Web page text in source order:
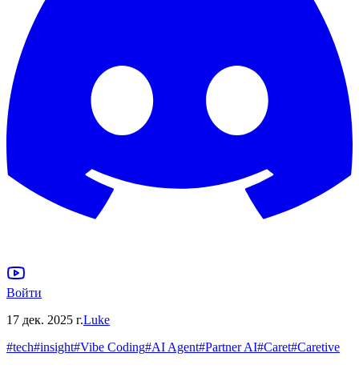
Войти
17 дек. 2025 г.Luke
#tech#insight#Vibe Coding#AI Agent#Partner AI#Caret#Caretive